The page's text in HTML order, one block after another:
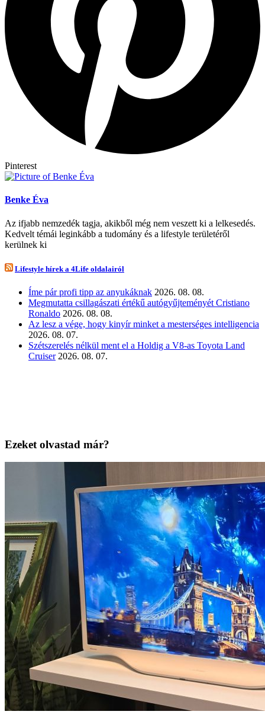
Pinterest
Benke Éva
Az ifjabb nemzedék tagja, akikből még nem veszett ki a lelkesedés.
Kedvelt témái leginkább a tudomány és a lifestyle területéről
kerülnek ki
Lifestyle hírek a 4Life oldalairól
Íme pár profi tipp az anyukáknak 2026. 08. 08.
Megmutatta csillagászati értékű autógyűjteményét Cristiano
Ronaldo 2026. 08. 08.
Az lesz a vége, hogy kinyír minket a mesterséges intelligencia
2026. 08. 07.
Szétszerelés nélkül ment el a Holdig a V8-as Toyota Land
Cruiser 2026. 08. 07.
Ezeket olvastad már?